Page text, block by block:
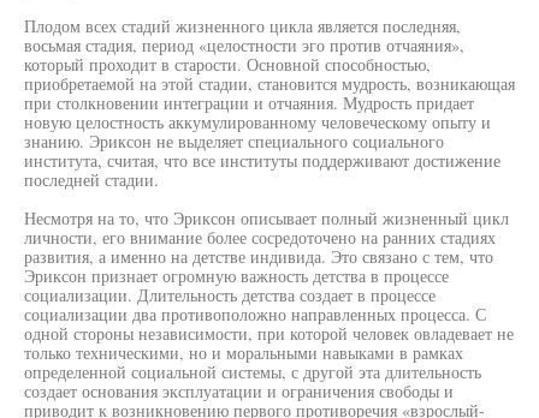
Плодом всех стадий жизненного цикла является последняя,
восьмая стадия, период «целостности эго против отчаяния»,
который проходит в старости. Основной способностью,
приобретаемой на этой стадии, становится мудрость, возникающая
при столкновении интеграции и отчаяния. Мудрость придает
новую целостность аккумулированному человеческому опыту и
знанию. Эриксон не выделяет специального социального
института, считая, что все институты поддерживают достижение
последней стадии.
Несмотря на то, что Эриксон описывает полный жизненный цикл
личности, его внимание более сосредоточено на ранних стадиях
развития, а именно на детстве индивида. Это связано с тем, что
Эриксон признает огромную важность детства в процессе
социализации. Длительность детства создает в процессе
социализации два противоположно направленных процесса. С
одной стороны независимости, при которой человек овладевает не
только техническими, но и моральными навыками в рамках
определенной социальной системы, с другой эта длительность
создает основания эксплуатации и ограничения свободы и
приводит к возникновению первого противоречия «взрослый-